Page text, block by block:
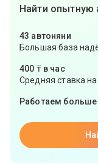
Найти опытную
43 автоняни
Большая база
400 ₸ в час
Средняя ставка
Работаем больше